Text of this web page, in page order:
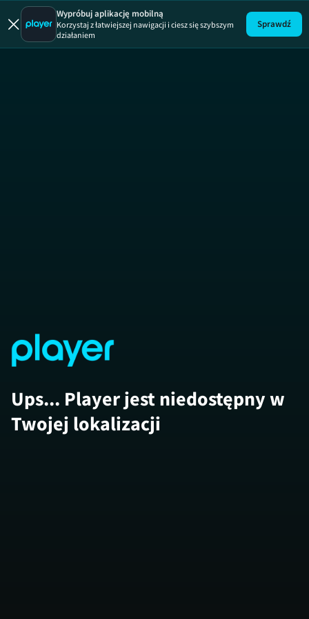
Wypróbuj aplikację mobilną
Korzystaj z łatwiejszej nawigacji i ciesz się szybszym
działaniem
Sprawdź
Ups... Player jest niedostępny w
Twojej lokalizacji